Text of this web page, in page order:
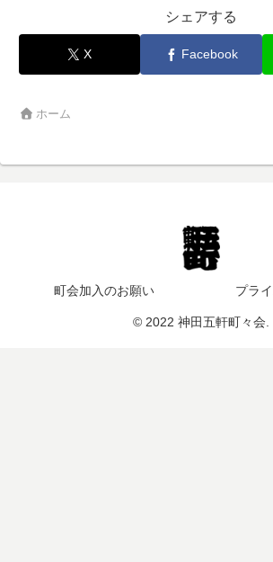
シェアする
X Facebook
ホーム
町会加入のお願い プラ
© 2022 神田五軒町々会.